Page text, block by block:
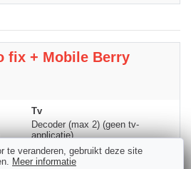
fix + Mobile Berry
Tv
Decoder (max 2) (geen tv-
applicatie)
TV-kanalen
20HD-kanalen
te veranderen, gebruikt deze site
Meer informatie